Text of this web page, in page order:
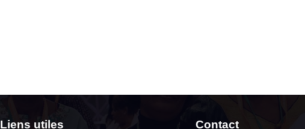
Liens utiles Contact